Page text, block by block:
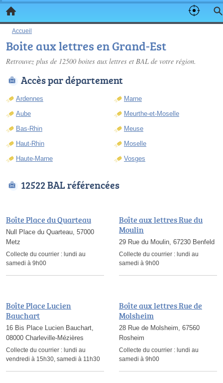
Accueil
Boite aux lettres en Grand-Est
Retrouvez plus de 12500 boites aux lettres et BAL de votre région.
Accès par département
Ardennes
Aube
Bas-Rhin
Haut-Rhin
Haute-Marne
Marne
Meurthe-et-Moselle
Meuse
Moselle
Vosges
12522 BAL référencées
Boîte Place du Quarteau
Null Place du Quarteau, 57000
Metz
Collecte du courrier : lundi au
samedi à 9h00
Boîte aux lettres Rue du
Moulin
29 Rue du Moulin, 67230 Benfeld
Collecte du courrier : lundi au
samedi à 9h00
Boîte Place Lucien
Bauchart
16 Bis Place Lucien Bauchart,
08000 Charleville-Mézières
Collecte du courrier : lundi au
vendredi à 15h30, samedi à 11h30
Boîte aux lettres Rue de
Molsheim
28 Rue de Molsheim, 67560
Rosheim
Collecte du courrier : lundi au
samedi à 9h00